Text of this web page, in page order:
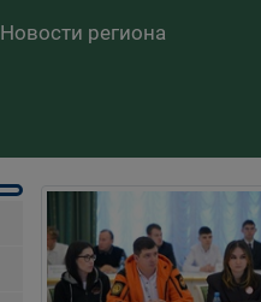
Новости региона